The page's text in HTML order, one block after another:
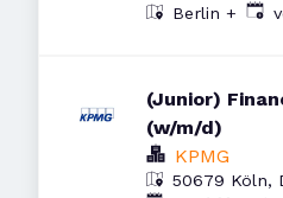
Berlin +
(Junior)
(w/m/d)
KPMG
50679 Köln,